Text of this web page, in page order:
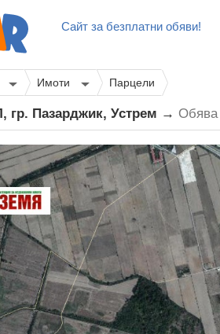
Сайт за безплатни обяви!
Имоти Парцели
гр. Пазарджик, Устрем → Обява